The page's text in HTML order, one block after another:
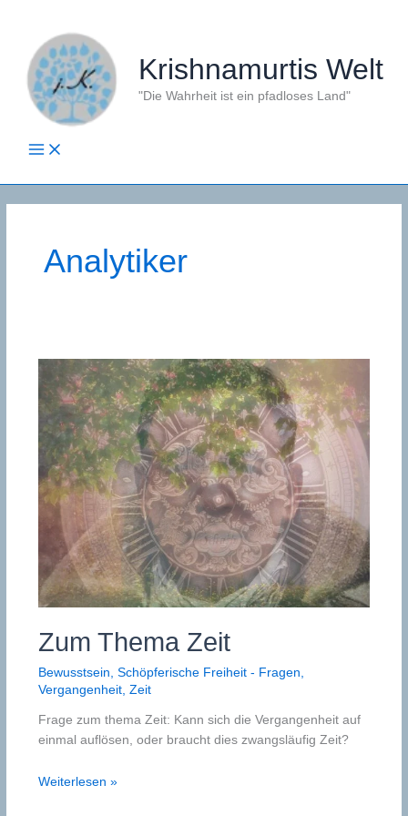
springen
Krishnamurtis Welt
"Die Wahrheit ist ein pfadloses Land"
Analytiker
Zum Thema Zeit
Bewusstsein Schöpferische Freiheit - Fragen
Vergangenheit, Zeit
Frage zum thema Zeit: Kann sich die Vergangenheit auf
einmal auflösen, oder braucht dies zwangsläufig Zeit?
Zum
Weiterlesen »